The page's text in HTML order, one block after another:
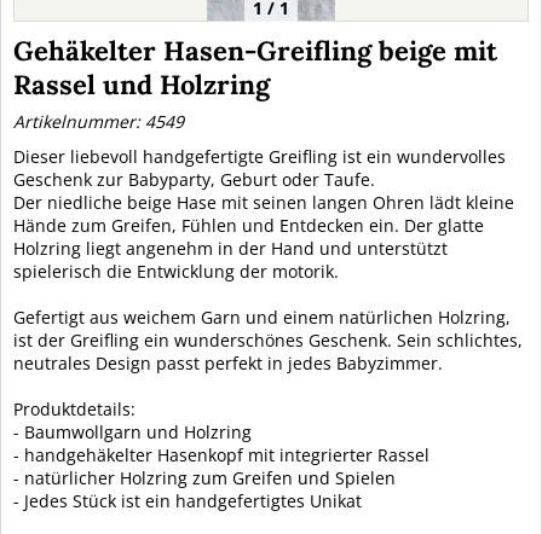
1 / 1
Gehäkelter Hasen-Greifling beige mit
Rassel und Holzring
Artikelnummer: 4549
Dieser liebevoll handgefertigte Greifling ist ein wundervolles
Geschenk zur Babyparty, Geburt oder Taufe.
Der niedliche beige Hase mit seinen langen Ohren lädt kleine
Hände zum Greifen, Fühlen und Entdecken ein. Der glatte
Holzring liegt angenehm in der Hand und unterstützt
spielerisch die Entwicklung der motorik.
Gefertigt aus weichem Garn und einem natürlichen Holzring,
ist der Greifling ein wunderschönes Geschenk. Sein schlichtes,
neutrales Design passt perfekt in jedes Babyzimmer.
Produktdetails:
- Baumwollgarn und Holzring
- handgehäkelter Hasenkopf mit integrierter Rassel
- natürlicher Holzring zum Greifen und Spielen
- Jedes Stück ist ein handgefertigtes Unikat